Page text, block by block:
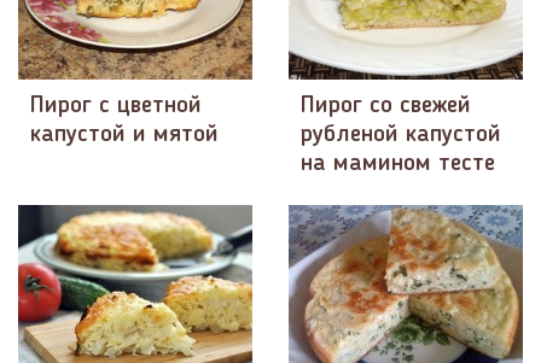
Пирог с цветной
капустой и мятой
Пирог со свежей
рубленой капустой
на мамином тесте